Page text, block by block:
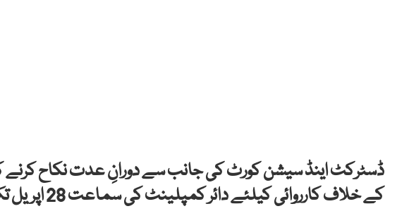
ڈسٹرکٹ اینڈ سیشن کورٹ کی جانب سے دورانِ عدت نکاح کرنے کے
کے خلاف کارروائی کیلئے دائر کمپلینٹ کی سماعت 28 اپریل تک ملتوی کردی گئی۔